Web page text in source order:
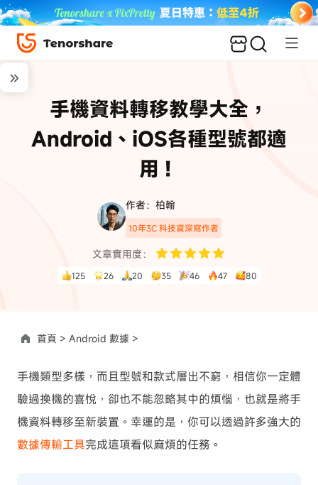
手機資料轉移教學大全，
Android、iOS各種型號都適
用！
作者：柏翰
10年3C 科技資深寫作者
文章實用度：
125 26 20 35 46 47 80
首頁 > Android 數據 >
手機類型多樣，而且型號和款式層出不窮，相信你一定體
驗過換機的喜悅，卻也不能忽略其中的煩惱，也就是將手
機資料轉移至新裝置。幸運的是，你可以透過許多強大的
數據傳輸工具完成這項看似麻煩的任務。